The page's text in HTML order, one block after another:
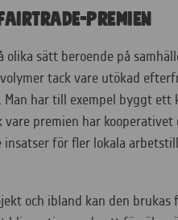
premien
sätt beroende på
tack vare utökad
har till exempel byggt
premien har
för fler lokala
och ibland kan den